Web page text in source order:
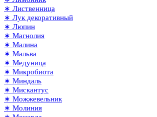
∗ Лиственница
∗ Лук декоративный
∗ Люпин
∗ Магнолия
∗ Малина
∗ Мальва
∗ Медуница
∗ Микробиота
∗ Миндаль
∗ Мискантус
∗ Можжевельник
∗ Молиния